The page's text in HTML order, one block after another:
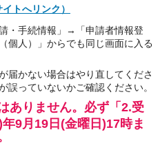
トへリンク）
・手続情報」→「申請者情報登
個人）」からでも同じ画面に入る
届かない場合はやり直してくださ
誤っていないかご確認ください。
ありません。必ず「2.受
9月19日(金曜日)17時ま